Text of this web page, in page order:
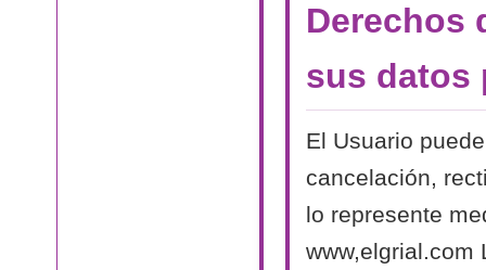
Derechos
sus datos
El Usuario
cancelación,
lo represente
www,elgrial.com